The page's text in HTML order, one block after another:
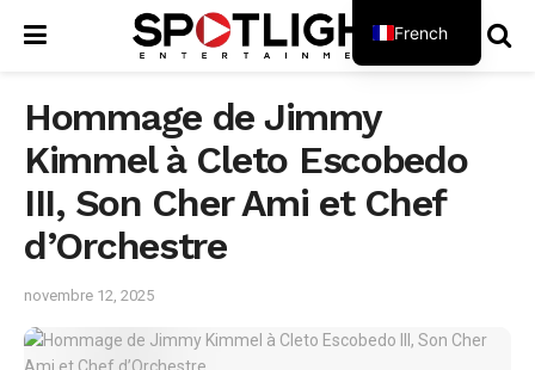
Hommage de Jimmy
Kimmel à Cleto Escobedo
III, Son Cher Ami et Chef
d’Orchestre
novembre 12, 2025
French
English